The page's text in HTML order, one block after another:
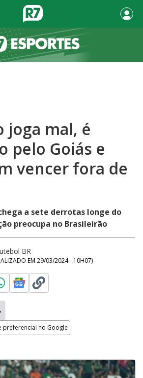
joga mal, é
pelo Goiás e
vencer fora de
a sete derrotas longe do
preocupa no Brasileirão
BR
EM 29/03/2024 - 10H07)
preferencial no Google